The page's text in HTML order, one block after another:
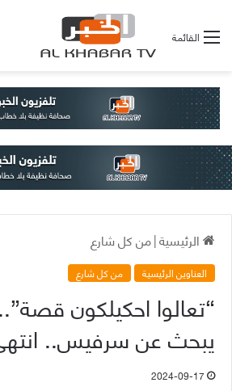
القائمة
الرئيسية|من كل شارع
العناوين الرئيسية من كل شارع
“تعالوا احكيلكون
يبحث عن سرفيس..
2024-09-17